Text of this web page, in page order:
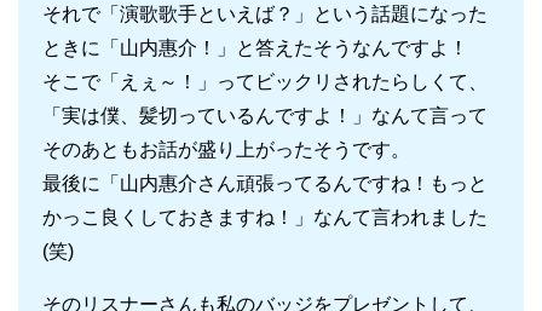
それで「演歌歌手といえば？」という話題になった
ときに「山内惠介！」と答えたそうなんですよ！
そこで「えぇ～！」ってビックリされたらしくて、
「実は僕、髪切っているんですよ！」なんて言って
そのあともお話が盛り上がったそうです。
最後に「山内惠介さん頑張ってるんですね！もっと
かっこ良くしておきますね！」なんて言われました
(笑)
そのリスナーさんも私のバッジをプレゼントして、